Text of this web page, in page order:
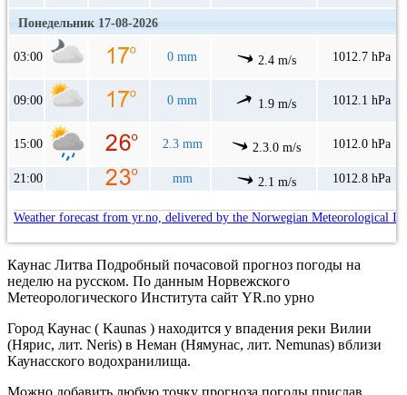
Понедельник 17-08-2026
03:00 0 mm 2.4 m/s 1012.7 hPa
09:00 0 mm 1.9 m/s 1012.1 hPa
15:00 2.3 mm 2.3.0 m/s 1012.0 hPa
21:00 mm 2.1 m/s 1012.8 hPa
Weather forecast from yr.no, delivered by the Norwegian Meteorological
Каунас Литва Подробный почасовой прогноз погоды на
неделю на русском. По данным Норвежского
Метеорологического Института сайт YR.no урно
Город Каунас ( Kaunas ) находится у впадения реки Вилии
(Нярис, лит. Neris) в Неман (Нямунас, лит. Nemunas) вблизи
Каунасского водохранилища.
Можно добавить любую точку прогноза погоды прислав